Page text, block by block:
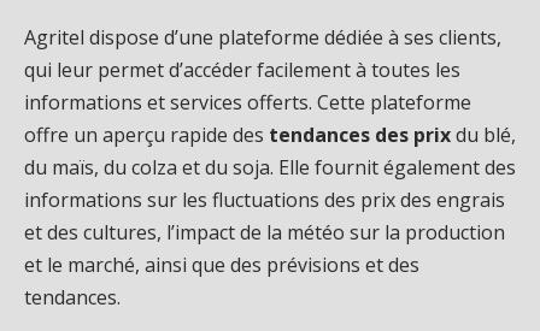
Agritel dispose d’une plateforme dédiée à ses clients,
qui leur permet d’accéder facilement à toutes les
informations et services offerts. Cette plateforme
offre un aperçu rapide des tendances des prixdu blé,
du maïs, du colza et du soja. Elle fournit également des
informations sur les fluctuations des prix des engrais
et des cultures, l’impact de la météo sur la production
et le marché, ainsi que des prévisions et des
tendances.